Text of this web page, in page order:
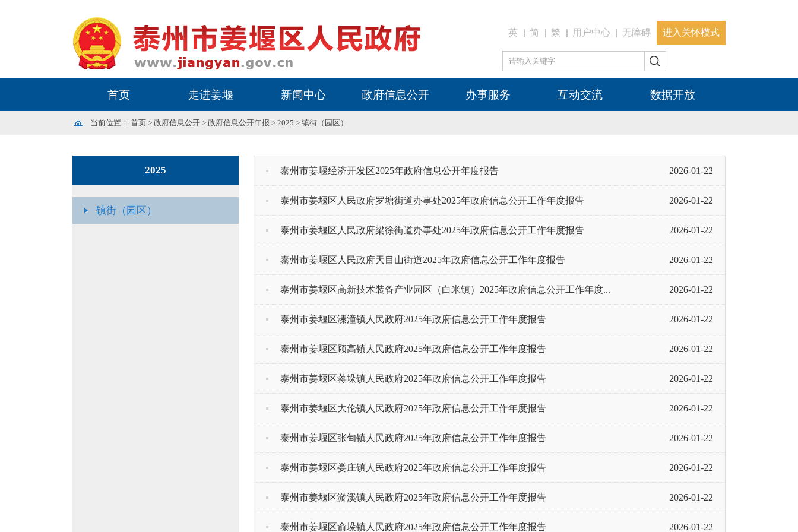
英 简 繁 用户中心 无障碍 进入关怀模式
首页 走进姜堰 新闻中心 政府信息公开 办事服务 互动交流 数据开放
当前位置： 首页 > 政府信息公开 > 政府信息公开年报 > 2025 > 镇街（园区）
2025
镇街（园区）
泰州市姜堰经济开发区2025年政府信息公开年度报告 2026-01-22
泰州市姜堰区人民政府罗塘街道办事处2025年政府信息公开工作年度报告 2026-01-22
泰州市姜堰区人民政府梁徐街道办事处2025年政府信息公开工作年度报告 2026-01-22
泰州市姜堰区人民政府天目山街道2025年政府信息公开工作年度报告 2026-01-22
泰州市姜堰区高新技术装备产业园区（白米镇）2025年政府信息公开工作年度... 2026-01-22
泰州市姜堰区溱潼镇人民政府2025年政府信息公开工作年度报告 2026-01-22
泰州市姜堰区顾高镇人民政府2025年政府信息公开工作年度报告 2026-01-22
泰州市姜堰区蒋垛镇人民政府2025年政府信息公开工作年度报告 2026-01-22
泰州市姜堰区大伦镇人民政府2025年政府信息公开工作年度报告 2026-01-22
泰州市姜堰区张甸镇人民政府2025年政府信息公开工作年度报告 2026-01-22
泰州市姜堰区娄庄镇人民政府2025年政府信息公开工作年度报告 2026-01-22
泰州市姜堰区淤溪镇人民政府2025年政府信息公开工作年度报告 2026-01-22
泰州市姜堰区俞垛镇人民政府2025年政府信息公开工作年度报告 2026-01-22